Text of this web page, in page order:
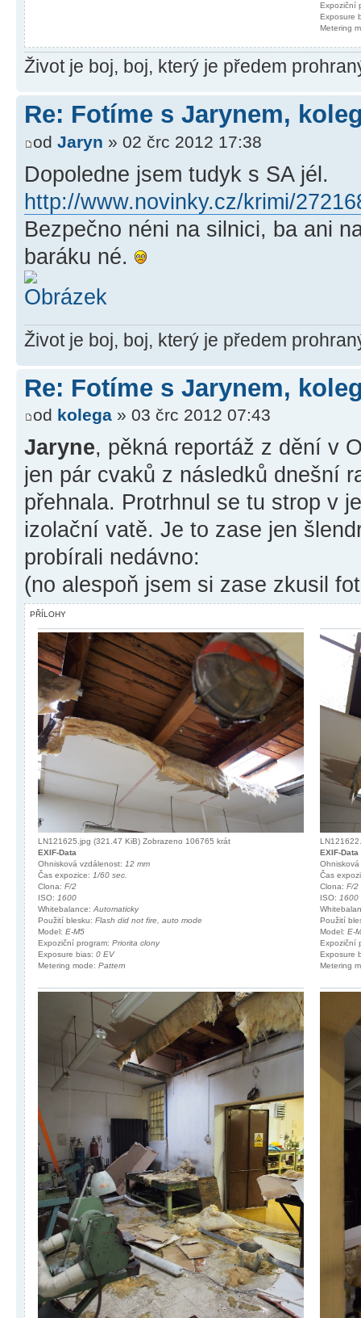
Expoziční
Exposure
Metering
Život je boj, boj, který je předem
Re: Fotíme s Jarynem,
od Jaryn » 02 črc 2012 17:38
Dopoledne jsem tudyk s SA jél.
http://www.novinky.cz/krimi/
Bezpečno néni na silnici, ba ani
baráku né.
Život je boj, boj, který je předem
Re: Fotíme s Jarynem,
od kolega » 03 črc 2012 07:43
Jaryne, pěkná reportáž z dění v
jen pár cvaků z následků dnešní
přehnala. Protrhnul se tu strop v
izolační vatě. Je to zase jen
probírali nedávno:
(no alespoň jsem si zase zkusil
PŘÍLOHY
LN121625.jpg (321.47 KiB) Zobrazeno 106765 krát
EXIF-Data
Ohnisková vzdálenost: 12 mm
Čas expozice: 1/60 sec.
Clona: F/2
ISO: 1600
Whitebalance: Automaticky
Použití blesku: Flash did not fire, auto mode
Model: E-M5
Expoziční program: Priorita clony
Exposure bias: 0 EV
Metering mode: Pattern
EXIF-Data
Čas
Clona: F/2
ISO: 1600
Použití
Model: E-
Expoziční
Exposure
Metering